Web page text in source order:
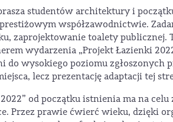
studentów architektury i
współzawodnictwie.
zaprojektowanie toalety publicznej.
wydarzenia „Projekt Łazienki
do wysokiego poziomu zgłoszonych
lecz prezentację adaptacji tej
od początku istnienia ma na
Przez prawie ćwierć wieku, dzięki